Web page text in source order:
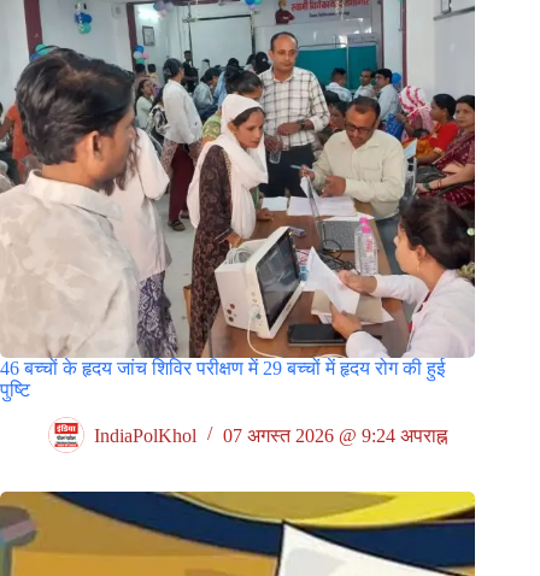
46 बच्चों के हृदय जांच शिविर परीक्षण में 29 बच्चों में हृदय रोग की हुई
पुष्टि
IndiaPolKhol 07 अगस्त 2026 @ 9:24 अपराह्न